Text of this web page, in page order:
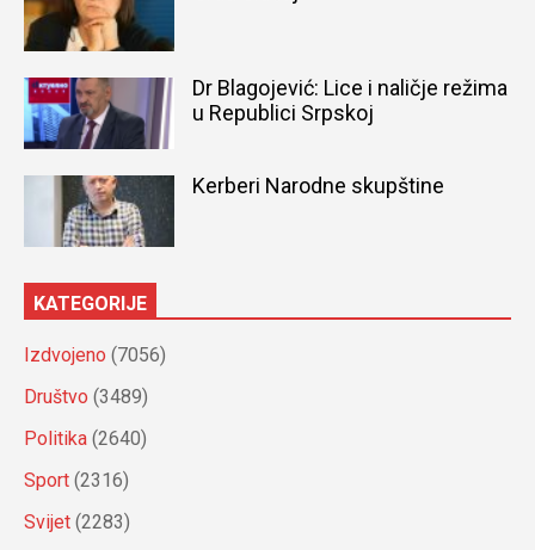
Dr Blagojević: Lice i naličje režima
u Republici Srpskoj
Kerberi Narodne skupštine
KATEGORIJE
Izdvojeno (7056)
Društvo (3489)
Politika (2640)
Sport (2316)
Svijet (2283)